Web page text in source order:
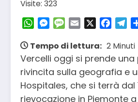
Visite: 323
WhatsApp
Messenger
Message
Email
Tempo di lettura: 2 Minuti
Vercelli oggi si prende
rivincita sulla geografia e
Hospitales, che si terrà dal
rievocazione in Piemonte